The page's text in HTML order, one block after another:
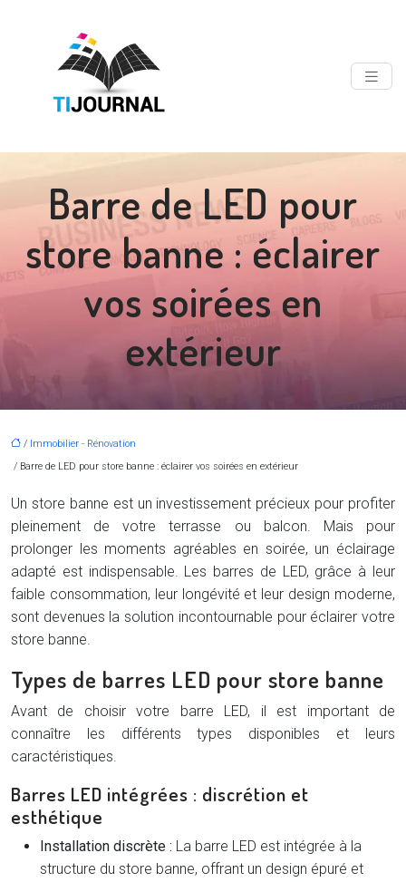
Barre de LED pour
store banne : éclairer
vos soirées en
extérieur
/ Immobilier - Rénovation
/ Barre de LED pour store banne : éclairer vos soirées en extérieur
Un store banne est un investissement précieux pour profiter
pleinement de votre terrasse ou balcon. Mais pour
prolonger les moments agréables en soirée, un éclairage
adapté est indispensable. Les barres de LED, grâce à leur
faible consommation, leur longévité et leur design moderne,
sont devenues la solution incontournable pour éclairer votre
store banne.
Types de barres LED pour store banne
Avant de choisir votre barre LED, il est important de
connaître les différents types disponibles et leurs
caractéristiques.
Barres LED intégrées : discrétion et
esthétique
Installation discrète : La barre LED est intégrée à la
structure du store banne, offrant un design épuré et